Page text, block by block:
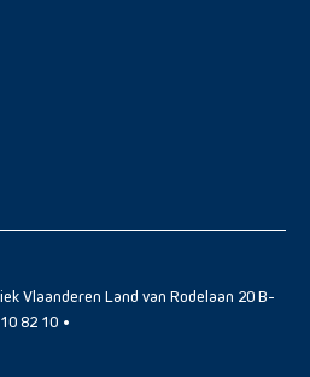
Vlaanderen Land van Rodelaan 20 B-
82 10 •